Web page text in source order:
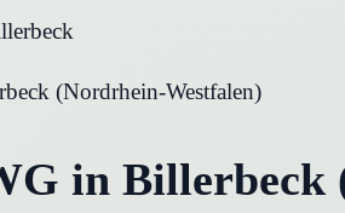
(Nordrhein-Westfalen)
in